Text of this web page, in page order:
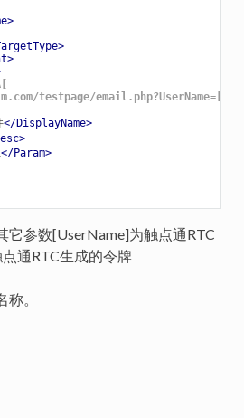
>
>
>
testpage/
</DisplayName>
>
</Param>
它参数[UserName]为触点通RTC
通RTC生成的令牌
。